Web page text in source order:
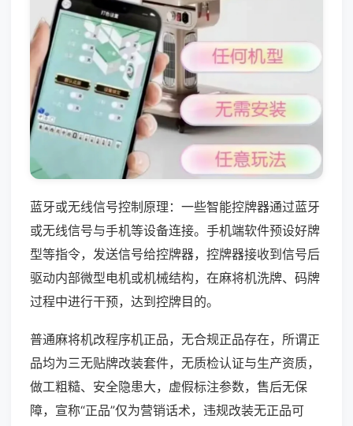
蓝牙或无线信号控制原理：一些智能控牌器通过蓝牙
或无线信号与手机等设备连接。手机端软件预设好牌
型等指令，发送信号给控牌器，控牌器接收到信号后
驱动内部微型电机或机械结构，在麻将机洗牌、码牌
过程中进行干预，达到控牌目的。
普通麻将机改程序机正品，无合规正品存在，所谓正
品均为三无贴牌改装套件，无质检认证与生产资质，
做工粗糙、安全隐患大，虚假标注参数，售后无保
障，宣称“正品”仅为营销话术，违规改装无正品可